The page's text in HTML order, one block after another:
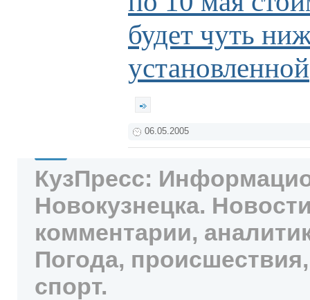
будет чуть
установленной
06.05.2005
КузПресс:
Новокузнецка.
комментарии,
Погода,
спорт.